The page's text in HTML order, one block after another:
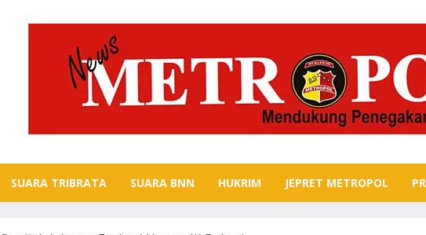
SUARA TRIBRATA SUARA BNN HUKRIM JEPRET METROPOL